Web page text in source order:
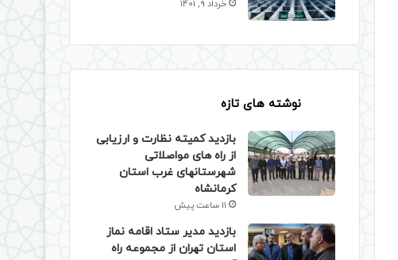
خرداد 9, 1401
نوشته های تازه
بازدید کمیته نظارت و ارزیابی
از راه های مواصلاتی
شهرستانهای غرب استان
کرمانشاه
11 ساعت پیش
بازدید مدیر ستاد اقامه نماز
استان تهران از مجموعه راه